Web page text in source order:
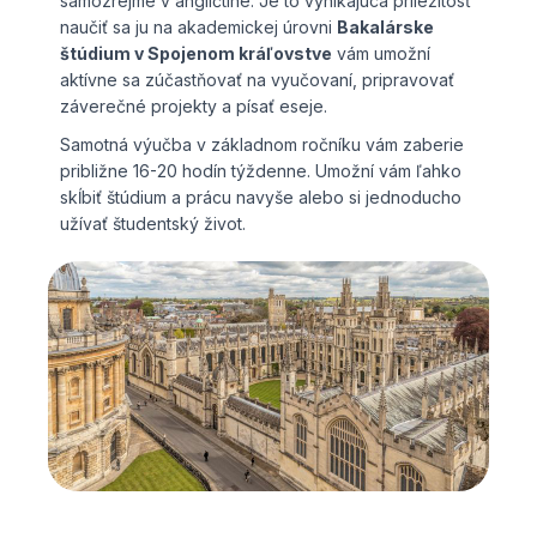
naučiť sa ju na akademickej úrovni Bakalárske
štúdium v Spojenom kráľovstve vám umožní
aktívne sa zúčastňovať na vyučovaní, pripravovať
záverečné projekty a písať eseje.
Samotná výučba v základnom ročníku vám zaberie
približne 16-20 hodín týždenne. Umožní vám ľahko
skĺbiť štúdium a prácu navyše alebo si jednoducho
užívať študentský život.